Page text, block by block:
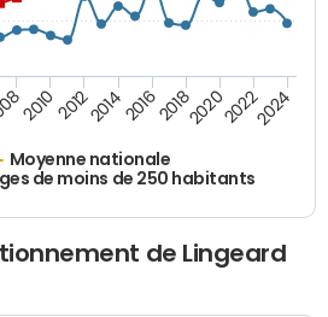
Moyenne nationale
de moins de 250 habitants
20102012201420162018202020222024
de Lingeard